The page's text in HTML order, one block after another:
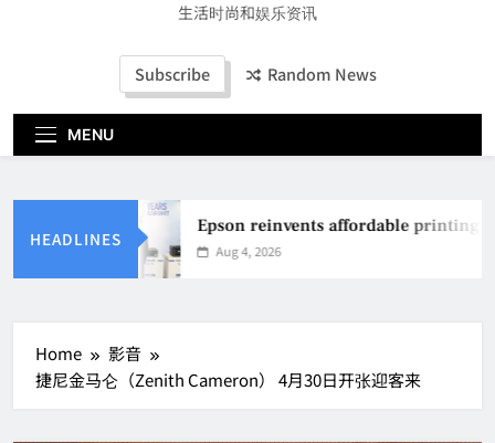
妈妈提供分享剖腹产复原历程的空间
地产经纪行业蓬勃发展
生活时尚和娱乐资讯
Subscribe Random News
MENU
HEADLINES
Epson reinvents affordable printing
Aug 4, 2026
Home
影音
捷尼金马仑（Zenith Cameron） 4月30日开张迎客来